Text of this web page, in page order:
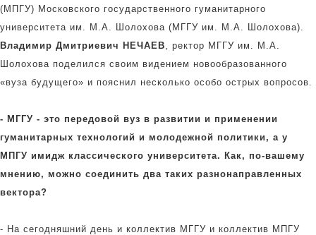
(МПГУ) Московского государственного гуманитарного
университета им. М.А. Шолохова (МГГУ им. М.А. Шолохова).
Владимир Дмитриевич НЕЧАЕВ, ректор МГГУ им. М.А.
Шолохова поделился своим видением новообразованного
«вуза будущего» и пояснил несколько особо острых вопросов.
- МГГУ - это передовой вуз в развитии и применении
гуманитарных технологий и молодежной политики, а у
МПГУ имидж классического университета. Как, по-вашему
мнению, можно соединить два таких разнонаправленных
вектора?
- На сегодняшний день и коллектив МГГУ и коллектив МПГУ